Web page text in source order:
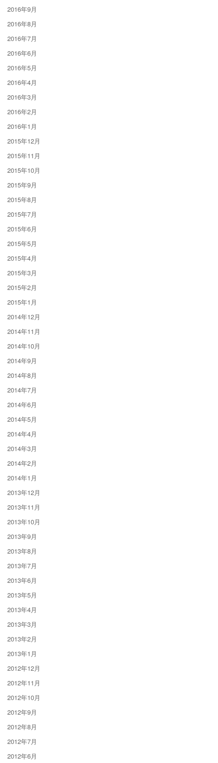
2016年9月
2016年8月
2016年7月
2016年6月
2016年5月
2016年4月
2016年3月
2016年2月
2016年1月
2015年12月
2015年11月
2015年10月
2015年9月
2015年8月
2015年7月
2015年6月
2015年5月
2015年4月
2015年3月
2015年2月
2015年1月
2014年12月
2014年11月
2014年10月
2014年9月
2014年8月
2014年7月
2014年6月
2014年5月
2014年4月
2014年3月
2014年2月
2014年1月
2013年12月
2013年11月
2013年10月
2013年9月
2013年8月
2013年7月
2013年6月
2013年5月
2013年4月
2013年3月
2013年2月
2013年1月
2012年12月
2012年11月
2012年10月
2012年9月
2012年8月
2012年7月
2012年6月